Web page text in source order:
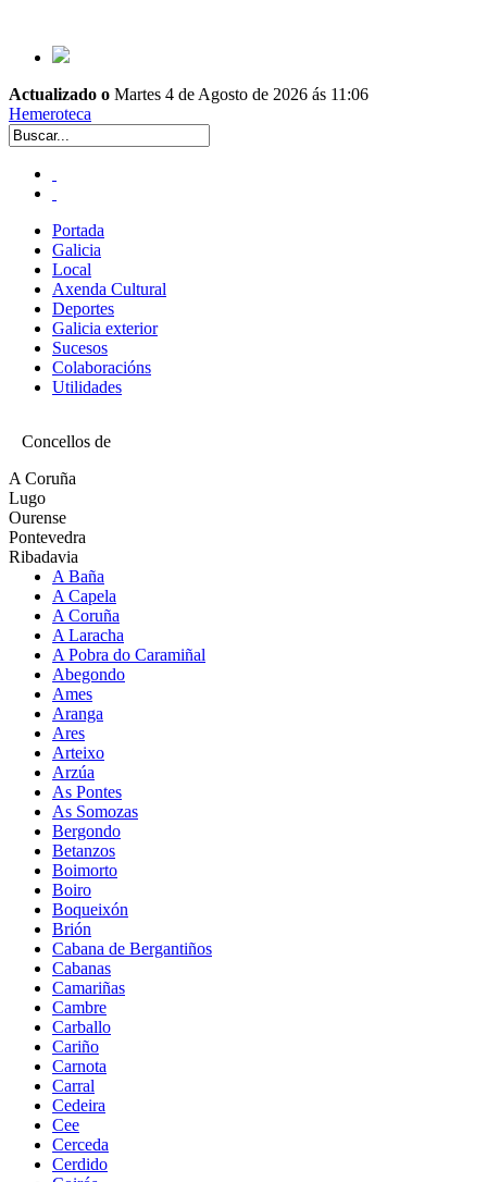
Actualizado o Martes 4 de Agosto de 2026 ás 11:06
Hemeroteca
Portada
Galicia
Local
Axenda Cultural
Deportes
Galicia exterior
Sucesos
Colaboracións
Utilidades
Concellos de
A Coruña
Lugo
Ourense
Pontevedra
Ribadavia
A Baña
A Capela
A Coruña
A Laracha
A Pobra do Caramiñal
Abegondo
Ames
Aranga
Ares
Arteixo
Arzúa
As Pontes
As Somozas
Bergondo
Betanzos
Boimorto
Boiro
Boqueixón
Brión
Cabana de Bergantiños
Cabanas
Camariñas
Cambre
Carballo
Cariño
Carnota
Carral
Cedeira
Cee
Cerceda
Cerdido